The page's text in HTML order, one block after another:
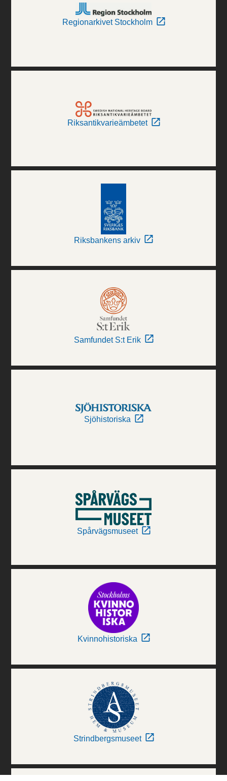
Regionarkivet Stockholm
Riksantikvarieämbetet
Riksbankens arkiv
Samfundet S:t Erik
Sjöhistoriska
Spårvägsmuseet
Kvinnohistoriska
Strindbergsmuseet